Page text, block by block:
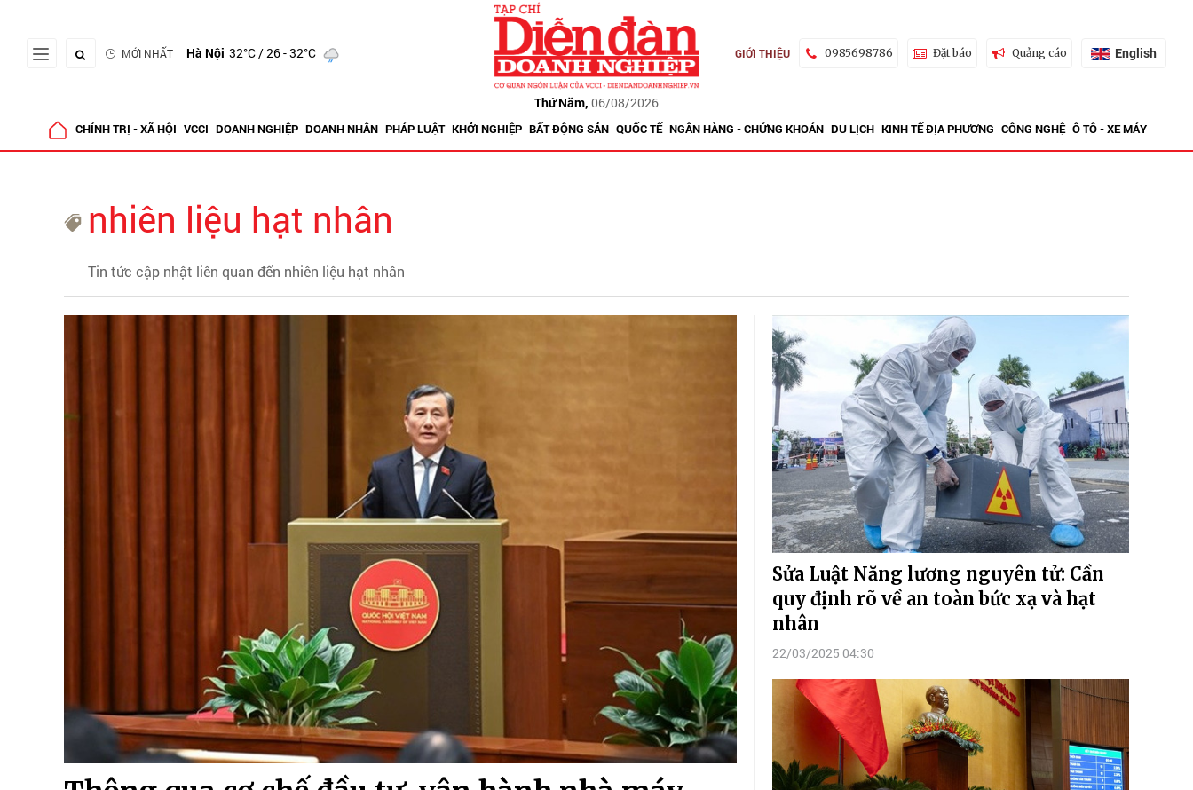
MỚI NHẤT Hà Nội 32°C/ 26 - 32°C
Thứ Năm, 06/08/2026
GIỚI THIỆU 0985698786 Đặt báo Quảng cáo English
CHÍNH TRỊ - XÃ HỘI VCCI DOANH NGHIỆP DOANH NHÂN PHÁP LUẬT KHỞI NGHIỆP BẤT ĐỘNG SẢN QUỐC TẾ NGÂN HÀNG - CHỨNG KHOÁN DU LỊCH KINH TẾ ĐỊA PHƯƠNG CÔNG NGHỆ Ô TÔ - XE MÁY
nhiên liệu hạt nhân
Tin tức cập nhật liên quan đến nhiên liệu hạt nhân
Sửa Luật Năng lương nguyên tử: Cần
quy định rõ về an toàn bức xạ và hạt
nhân
22/03/2025 04:30